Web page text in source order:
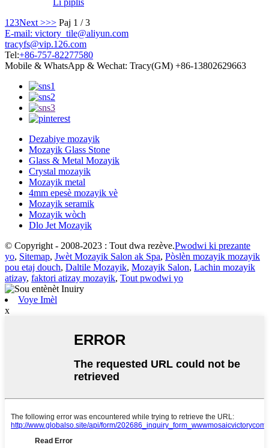
Li piplis
1 23Next >>> Paj 1 / 3
E-mail: victory_tile@aliyun.com
tracyfs@vip.126.com
Tel:+86-757-82277580
Mobile & WhatsApp & Wechat: Tracy(GM) +86-13802629663
Dezabiye mozayik
Mozayik Glass Stone
Glass & Metal Mozayik
Crystal mozayik
Mozayik metal
4mm epesè mozayik vè
Mozayik seramik
Mozayik wòch
Dlo Jet Mozayik
© Copyright - 2008-2023 : Tout dwa rezève.Pwodwi ki prezante
yo, Sitemap, Jwèt Mozayik Salon ak Spa, Pòslèn mozayik mozayik
pou etaj douch, Daltile Mozayik, Mozayik Salon, Lachin mozayik
atizay, faktori atizay mozayik, Tout pwodwi yo
Voye Imèl
x